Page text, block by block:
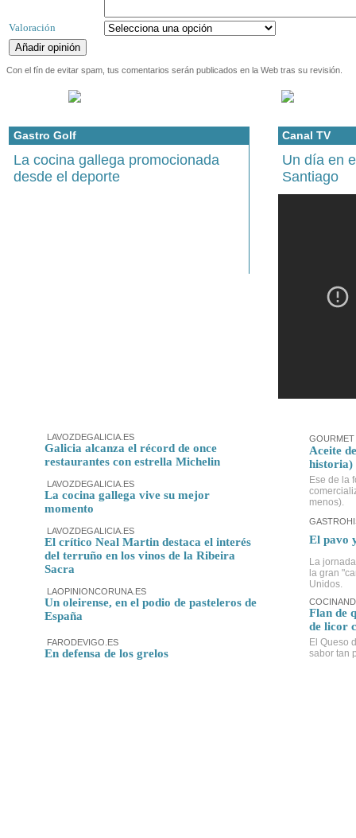
Valoración
Con el fín de evitar spam, tus comentarios serán publicados en la Web tras su revisión.
Gastro Golf
La cocina gallega promocionada
desde el deporte
Canal TV
Un día en
Santiago
LAVOZDEGALICIA.ES
Galicia alcanza el récord de once
restaurantes con estrella Michelin
LAVOZDEGALICIA.ES
La cocina gallega vive su mejor
momento
LAVOZDEGALICIA.ES
El crítico Neal Martin destaca el interés
del terruño en los vinos de la Ribeira
Sacra
LAOPINIONCORUNA.ES
Un oleirense, en el podio de pasteleros de
España
FARODEVIGO.ES
En defensa de los grelos
Aceite
historia)
Ese de la
menos).
El pavo
La
la gran
Unidos.
Flan de
de licor
El Queso
sabor tan